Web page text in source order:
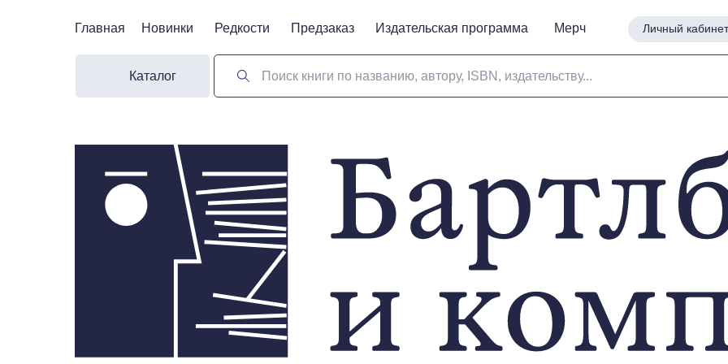
Личный кабинет
Поиск книги по названию, автору, ISBN, издательству...
Новинки Предзаказ Издательская программа Мерч
Редкости
Главная
Каталог
Личный кабинет
Новинки Предзаказ Издательская программа Мерч
Редкости
Главная